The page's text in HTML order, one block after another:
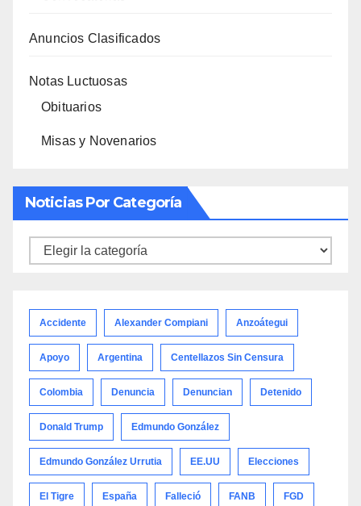
Anuncios Clasificados
Notas Luctuosas
Obituarios
Misas y Novenarios
Noticias Por Categoría
Noticias
Accidente Alexander Compiani Anzoátegui
Apoyo Argentina Centellazos Sin Censura
Colombia Denuncia Denuncian Detenido
Donald Trump Edmundo González
Edmundo González Urrutia EE.UU Elecciones
El Tigre España Falleció FANB FGD